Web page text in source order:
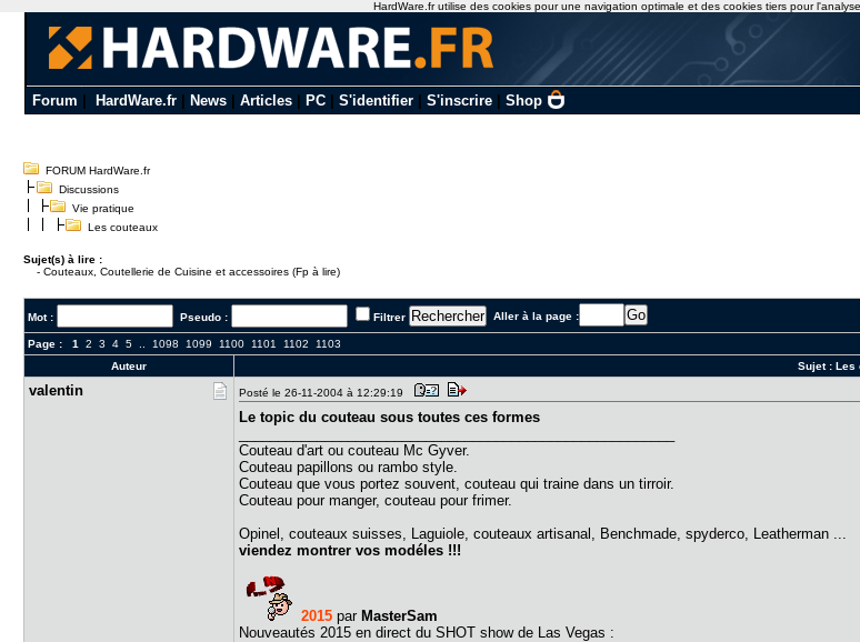
Forum HardWare.fr| News| Articles| PC| S'identifier| S'inscrire| Shop
FORUM HardWare.fr
Discussions
Vie pratique
Les couteaux
Sujet(s) à lire :
-Couteaux, Coutellerie de Cuisine et accessoires (Fp à lire)
Mot : Pseudo : Filtrer Aller à la page :
Page : 1 2 3 4 5 1098 1099 1100 1101 1102 1103
Auteur
Sujet : Les
valentin Posté le 26-11-2004 à 12:29:19
Le topic du couteau sous toutes ces formes
Couteau d'art ou couteau Mc Gyver.
Couteau papillons ou rambo style.
Couteau que vous portez souvent, couteau qui traine dans un tirroir.
Couteau pour manger, couteau pour frimer.
Opinel, couteaux suisses, Laguiole, couteaux artisanal, Benchmade, spyderco, Leatherman ...
viendez montrer vos modéles !!!
2015 par MasterSam
Nouveautés 2015 en direct du SHOT show de Las Vegas :
HardWare.fr utilise des cookies pour une navigation optimale et des cookies tiers pour